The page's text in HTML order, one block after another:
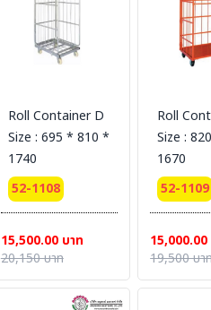
Roll Container D
Size : 695 * 810 *
1740
52-1108
15,500.00 บาท
20,150 บาท
Roll
Size :
1670
52-1109
15,000.00
19,500 บา